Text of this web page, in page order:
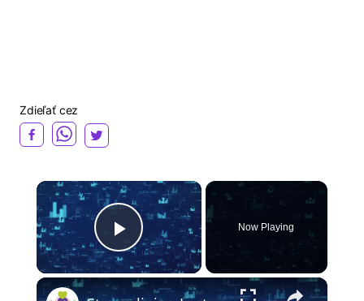
Zdieľať cez
×
Play Video
Now Playing
×